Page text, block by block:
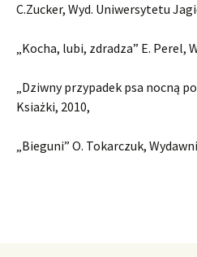
C.Zucker, Wyd. Uniwersytetu
„Kocha, lubi, zdradza” E. Perel,
„Dziwny przypadek psa nocną
Ksiażki, 2010,
„Bieguni” O. Tokarczuk,